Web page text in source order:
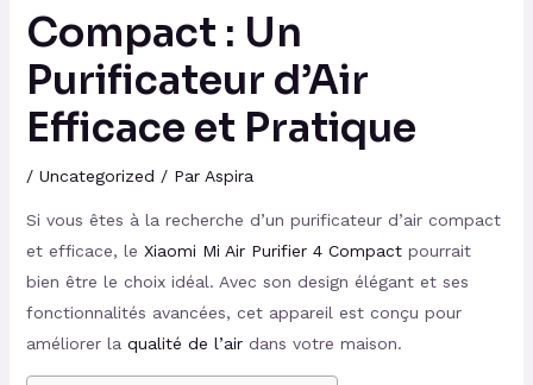
Compact : Un
Purificateur d’Air
Efficace et Pratique
/ Uncategorized / Par Aspira
Si vous êtes à la recherche d’un purificateur d’air compact
et efficace, le Xiaomi Mi Air Purifier 4 Compactpourrait
bien être le choix idéal. Avec son design élégant et ses
fonctionnalités avancées, cet appareil est conçu pour
améliorer la qualité de l’airdans votre maison.